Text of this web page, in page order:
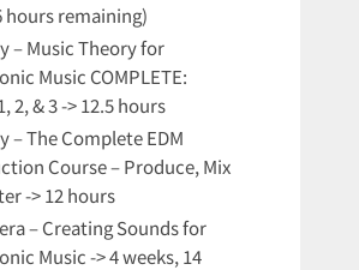
hours remaining)
– Music Theory for
Music COMPLETE:
2, & 3 -> 12.5 hours
– The Complete EDM
Course – Produce, Mix
-> 12 hours
– Creating Sounds for
Music -> 4 weeks, 14